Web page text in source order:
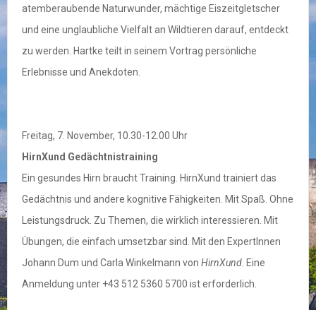
atemberaubende Naturwunder, mächtige Eiszeitgletscher
und eine unglaubliche Vielfalt an Wildtieren darauf, entdeckt
zu werden. Hartke teilt in seinem Vortrag persönliche
Erlebnisse und Anekdoten.
Freitag, 7. November, 10.30-12.00 Uhr
HirnXund Gedächtnistraining
Ein gesundes Hirn braucht Training. HirnXund trainiert das
Gedächtnis und andere kognitive Fähigkeiten. Mit Spaß. Ohne
Leistungsdruck. Zu Themen, die wirklich interessieren. Mit
Übungen, die einfach umsetzbar sind. Mit den ExpertInnen
Johann Dum und Carla Winkelmann von HirnXund. Eine
Anmeldung unter +43 512 5360 5700 ist erforderlich.